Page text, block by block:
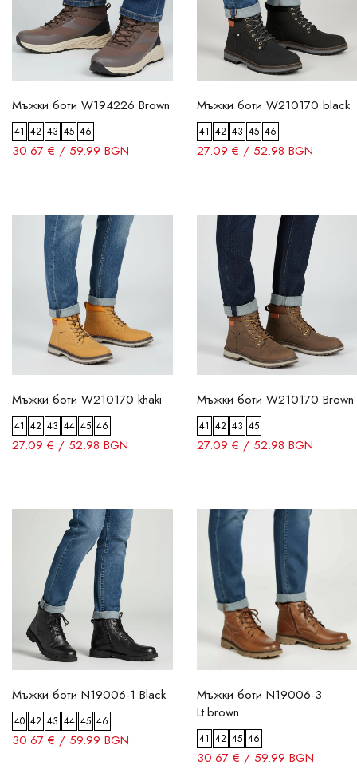
Мъжки боти W194226 Brown
41 42 43 45 46
30.67 € / 59.99 BGN
Мъжки боти W210170 black
41 42 43 45 46
27.09 € / 52.98 BGN
Мъжки боти W210170 khaki
41 42 43 44 45 46
27.09 € / 52.98 BGN
Мъжки боти W210170 Brown
41 42 43 45
27.09 € / 52.98 BGN
Мъжки боти N19006-1 Black
40 42 43 44 45 46
30.67 € / 59.99 BGN
Мъжки боти N19006-3
Lt.brown
41 42 45 46
30.67 € / 59.99 BGN